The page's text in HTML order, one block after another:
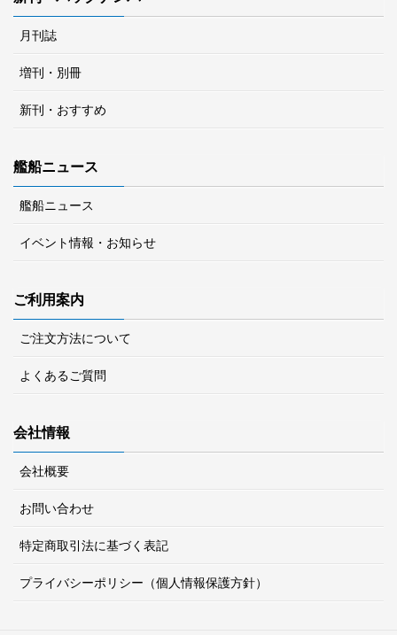
月刊誌
増刊・別冊
新刊・おすすめ
艦船ニュース
艦船ニュース
イベント情報・お知らせ
ご利用案内
ご注文方法について
よくあるご質問
会社情報
会社概要
お問い合わせ
特定商取引法に基づく表記
プライバシーポリシー（個人情報保護方針）